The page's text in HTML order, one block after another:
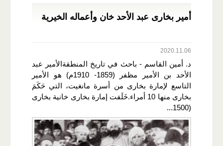
أمير بخارى عبد الأحد خان وأعماله الخيرية
2020.11.06
د. أمين القاسم - باحث في تاريخ المنطقةالأمير عبد
الأحد بن الأمير مظفر (1859- 1910م) هو الأمير
التاسع لإمارة بخارى من أسرة مانغيت، التي حَكَمَ
بخارى منها 10 أمراء.خَلَفت إمارة بخارى خانية بخارى
(1500...